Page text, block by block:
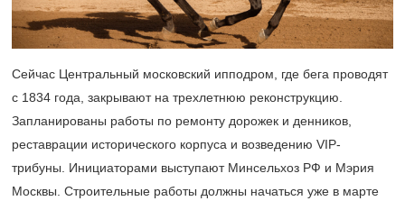
Сейчас Центральный московский ипподром, где бега проводят
с 1834 года, закрывают на трехлетнюю реконструкцию.
Запланированы работы по ремонту дорожек и денников,
реставрации исторического корпуса и возведению VIP-
трибуны. Инициаторами выступают Минсельхоз РФ и Мэрия
Москвы. Строительные работы должны начаться уже в марте